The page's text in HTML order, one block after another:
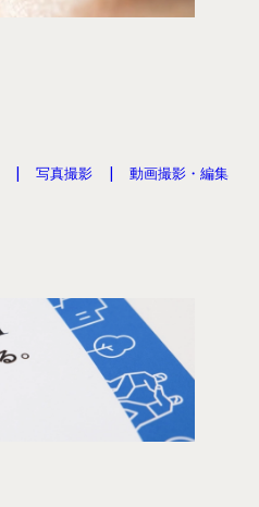
写真撮影
動画撮影・編集